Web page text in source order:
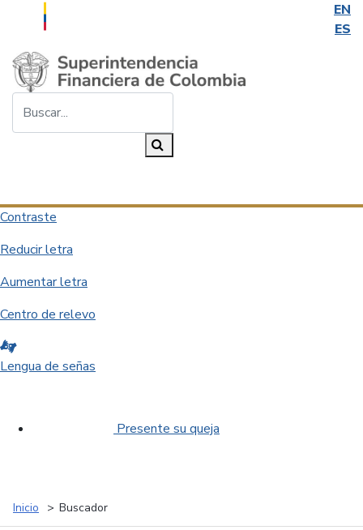
EN
ES
Saltar al contenido principal
Contraste
Reducir letra
Aumentar letra
Centro de relevo
Lengua de señas
Presente su queja
Inicio Buscador